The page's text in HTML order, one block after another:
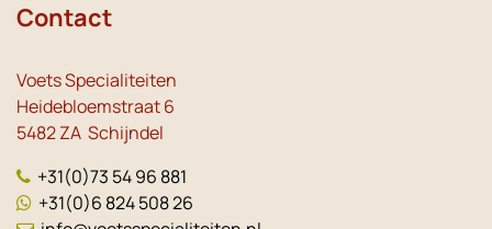
Contact
Voets Specialiteiten
Heidebloemstraat 6
5482 ZA Schijndel
+31(0)73 54 96 881
+31(0)6 824 508 26